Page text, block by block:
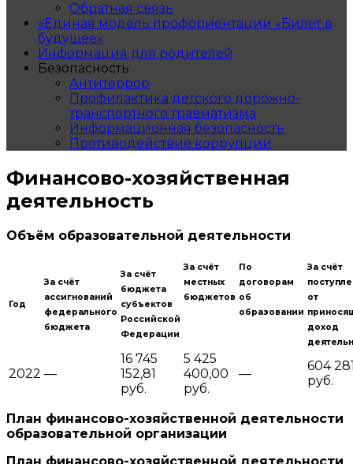
Обратная связь
«Единая модель профориентации «Билет в
будущее»
Информация для родителей
Безопасность
Антитеррор
Профилактика детского дорожно-
транспортного травматизма
Информационная безопасность
Противодействие коррупции
Финансово-хозяйственная
деятельность
Объём образовательной деятельности
Год
За счёт
ассигнований
федерального
бюджета
За счёт
бюджета
субъектов
Российской
Федерации
За счёт
местных
бюджетов
По
договорам
об
образовании
За счёт
от
доход
2022 —
16 745
152,81
руб.
5 425
400,00
руб.
—
604
руб.
План финансово-хозяйственной деятельности
образовательной организации
План финансово-хозяйственной деятельности